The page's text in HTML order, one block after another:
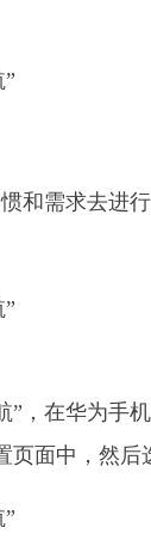
和需求去进
，在华为手
面中，然后